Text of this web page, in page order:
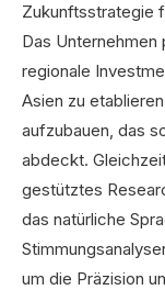
Zukunftsstrategie
Das Unternehmen
regionale
Asien zu
aufzubauen, das
abdeckt.
gestütztes
das natürliche
um die Präzision